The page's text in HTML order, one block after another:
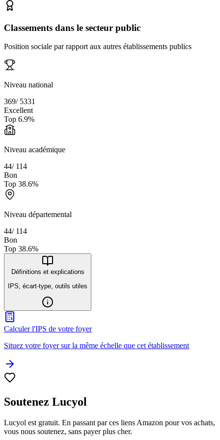
Classements dans le secteur public
Position sociale par rapport aux autres établissements publics
Niveau national
369/ 5331
Excellent
Top 6.9%
Niveau académique
44/ 114
Bon
Top 38.6%
Niveau départemental
44/ 114
Bon
Top 38.6%
Définitions et explications
IPS, écart-type, outils utiles
Calculer l'IPS de votre foyer
Situez votre foyer sur la même échelle que cet établissement
Soutenez Lucyol
Lucyol est gratuit. En passant par ces liens Amazon pour vos achats,
vous nous soutenez, sans payer plus cher.